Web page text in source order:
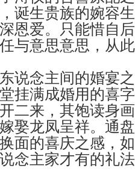
诞生贵族的婉容
恩爱。只能惜自
与意思意思，从
说念主间的婚宴
挂满成婚用的喜
二来，其饱读身
娶龙凤呈祥。通
面的喜庆之感，
念主家才有的礼